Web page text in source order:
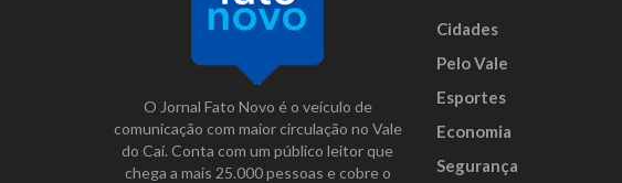
O Jornal Fato Novo é o veículo de
comunicação com maior circulação no Vale
do Caí. Conta com um público leitor que
chega a mais 25.000 pessoas e cobre o
Cidades
Pelo Vale
Esportes
Economia
Segurança